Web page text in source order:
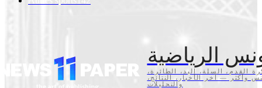
الرياضية
القدم، السلة، اليد، الطائرة،
وأكثر — آخر الأخبار، النتائج،
والتحليلات